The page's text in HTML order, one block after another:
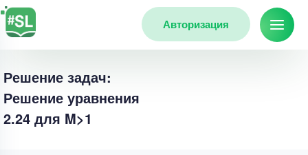
Авторизация
Решение задач:
Решение уравнения
2.24 для M>1